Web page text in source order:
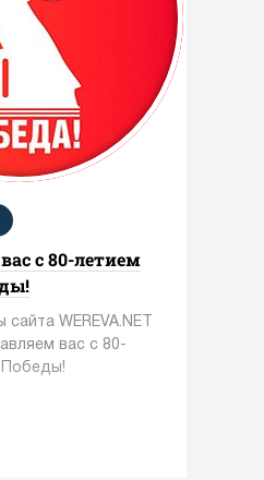
с 80-летием
WEREVA.NET
вас с 80-
Победы!